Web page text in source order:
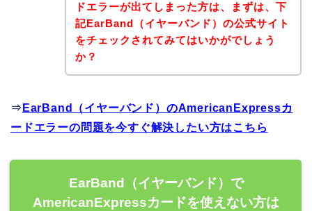
ドエラーが出てしまった方は、まずは、下
記EarBand（イヤーバンド）の公式サイト
をチェックされてみてはいかがでしょう
か？
⇒ EarBand（イヤーバンド）のAmericanExpressカ
ードエラーの問題を今すぐ解決したい方はこちら
EarBand（イヤーバンド）で
AmericanExpressカードを使えない方は